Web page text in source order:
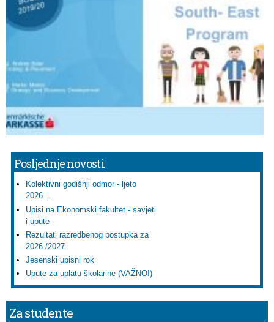
Posljednje novosti
Kolektivni godišnji odmor - ljeto
2026....
Upisi na Ekonomski fakultet - savjeti
i upute
Rezultati razredbenog postupka za
2026./2027.
Jesenski upisni rok
Upute za uplatu školarine (VAŽNO!)
Za studente